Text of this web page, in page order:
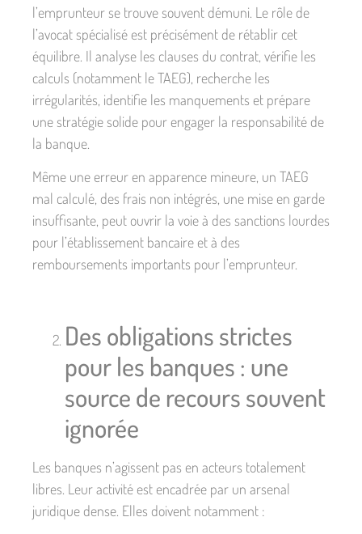
l’emprunteur se trouve souvent démuni. Le rôle de
l’avocat spécialisé est précisément de rétablir cet
équilibre. Il analyse les clauses du contrat, vérifie les
calculs (notamment le TAEG), recherche les
irrégularités, identifie les manquements et prépare
une stratégie solide pour engager la responsabilité de
la banque.
Même une erreur en apparence mineure, un TAEG
mal calculé, des frais non intégrés, une mise en garde
insuffisante, peut ouvrir la voie à des sanctions lourdes
pour l’établissement bancaire et à des
remboursements importants pour l’emprunteur.
Des obligations strictes
pour les banques : une
source de recours souvent
ignorée
Les banques n’agissent pas en acteurs totalement
libres. Leur activité est encadrée par un arsenal
juridique dense. Elles doivent notamment :